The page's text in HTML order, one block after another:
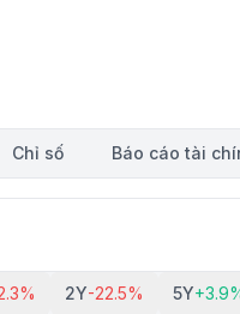
Chỉ số Báo cáo tài
2Y-22.5% 5Y